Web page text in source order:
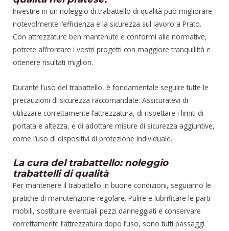
Investire in un noleggio di trabattello di qualità può migliorare
notevolmente l’efficienza e la sicurezza sul lavoro a Prato.
Con attrezzature ben mantenute e conformi alle normative,
potrete affrontare i vostri progetti con maggiore tranquillità e
ottenere risultati migliori.
Durante l’uso del trabattello, è fondamentale seguire tutte le
precauzioni di sicurezza raccomandate. Assicuratevi di
utilizzare correttamente l’attrezzatura, di rispettare i limiti di
portata e altezza, e di adottare misure di sicurezza aggiuntive,
come l’uso di dispositivi di protezione individuale.
La cura del trabattello: noleggio
trabattelli di qualità
Per mantenere il trabattello in buone condizioni, seguiamo le
pratiche di manutenzione regolare. Pulire e lubrificare le parti
mobili, sostituire eventuali pezzi danneggiati e conservare
correttamente l’attrezzatura dopo l’uso, sono tutti passaggi